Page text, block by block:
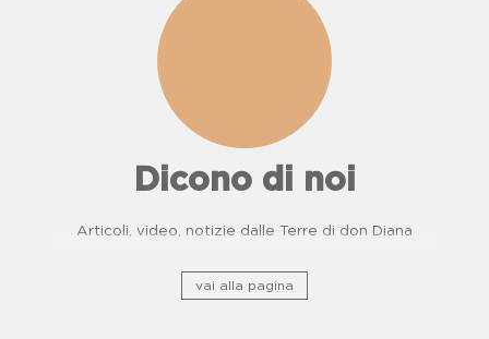
Dicono di noi
Articoli, video, notizie dalle Terre di don Diana
vai alla pagina